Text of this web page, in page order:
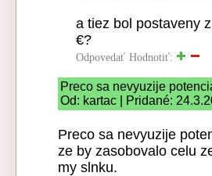
a tiez bol postaveny
€?
Odpovedať Hodnotiť:
Preco sa nevyuzije
Od: kartac | Pridané:
Preco sa nevyuzije
ze by zasobovalo celu
my slnku.